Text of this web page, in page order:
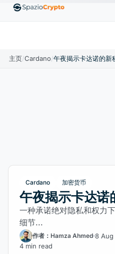
EthereumETHUS$1,880.58
主页/Cardano/午夜揭示卡达诺的新
Cardano 加密货币
午夜揭示卡达诺
一种承诺绝对隐私和权力
细节...
作者：Hamza Ahmed 8 Aug
4 min read